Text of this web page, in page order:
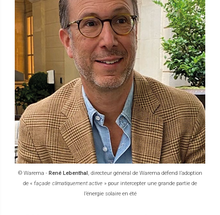
© Warema - René Lebenthal , directeur général de Warema défend l’adoption
de « façade climatiquement active » pour intercepter une grande partie de
l’énergie solaire en été